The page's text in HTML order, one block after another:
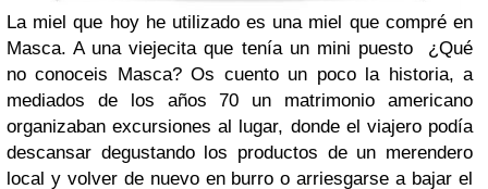
La miel que hoy he utilizado es una miel que compré en
Masca. A una viejecita que tenía un mini puesto ¿Qué
no conoceis Masca? Os cuento un poco la historia, a
mediados de los años 70 un matrimonio americano
organizaban excursiones al lugar, donde el viajero podía
descansar degustando los productos de un merendero
local y volver de nuevo en burro o arriesgarse a bajar el